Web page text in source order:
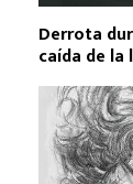
Derrota
caída de la